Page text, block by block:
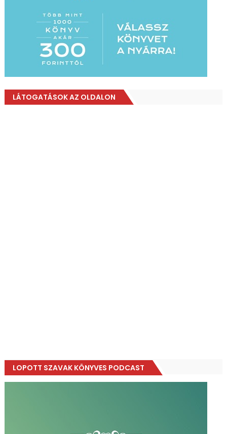
LÁTOGATÁSOK AZ OLDALON
LOPOTT SZAVAK KÖNYVES PODCAST